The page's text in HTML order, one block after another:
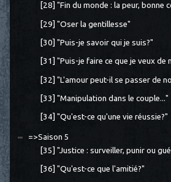
[28] "Fin du monde : la peur, bonne
[29] "Oser la gentillesse"
[30] "Puis-je savoir qui je suis?"
[31] "Puis-je faire ce que je veux de
[32] "L'amour peut-il se passer de
[33] "Manipulation dans le couple..."
[34] "Qu'est-ce qu'une vie réussie?"
=>Saison 5
[35] "Justice : surveiller, punir ou
[36] "Qu'est-ce que l'amitié?"